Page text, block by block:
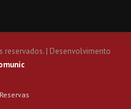
reservados. | Desenvolvimento
Reservas